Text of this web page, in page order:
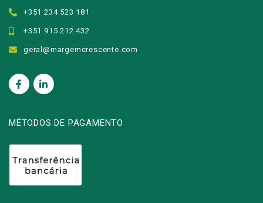
+351 234 523 181
+351 915 212 432
geral@margemcrescente.com
MÉTODOS DE PAGAMENTO